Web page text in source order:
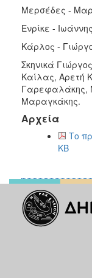
Μερσέδες -
Ενρίκε -
Κάρλος -
Σκηνικά
Καίλας, Αρετή
Γαρεφαλάκης,
Μαραγκάκης.
Αρχεία
Το
KB